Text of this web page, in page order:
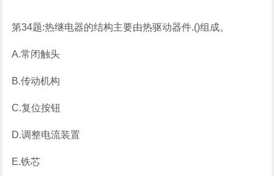
第34题:热继电器的结构主要由热驱动器件.()组成。
A.常闭触头
B.传动机构
C.复位按钮
D.调整电流装置
E.铁芯